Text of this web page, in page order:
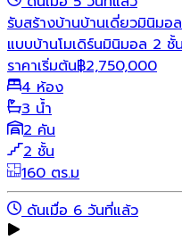
รับสร้างบ้านบ้านเดี่ยวมินิมอล
แบบบ้านโมเดิร์นมินิมอล 2
ราคาเริ่มต้น฿2,750,000
4 ห้อง
3 น้ำ
2 คัน
2 ชั้น
160 ตร.ม
ดันเมื่อ 6 วันที่แล้ว